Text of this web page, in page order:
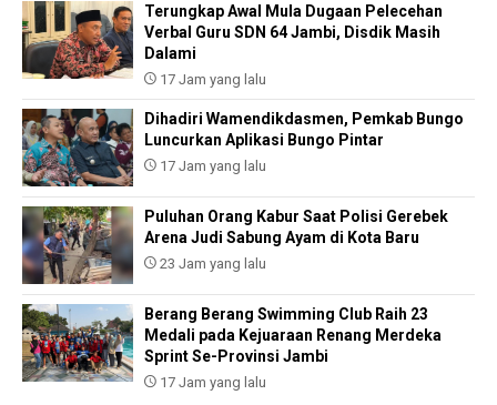
Terungkap Awal Mula Dugaan Pelecehan
Verbal Guru SDN 64 Jambi, Disdik Masih
Dalami
17 Jam yang lalu
Dihadiri Wamendikdasmen, Pemkab Bungo
Luncurkan Aplikasi Bungo Pintar
17 Jam yang lalu
Puluhan Orang Kabur Saat Polisi Gerebek
Arena Judi Sabung Ayam di Kota Baru
23 Jam yang lalu
Berang Berang Swimming Club Raih 23
Medali pada Kejuaraan Renang Merdeka
Sprint Se-Provinsi Jambi
17 Jam yang lalu